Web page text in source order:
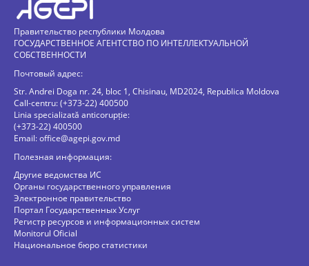
Правительство республики Молдова
ГОСУДАРСТВЕННОЕ АГЕНТСТВО ПО ИНТЕЛЛЕКТУАЛЬНОЙ
СОБСТВЕННОСТИ
Почтовый адрес:
Str. Andrei Doga nr. 24, bloc 1, Chisinau, MD2024, Republica Moldova
Call-centru: (+373-22) 400500
Linia specializată anticorupție:
(+373-22) 400500
Email:office@agepi.gov.md
Полезная информация:
Другие ведомства ИС
Органы государственного управления
Электронное правительство
Портал Государственных Услуг
Регистр ресурсов и информационных систем
Monitorul Oficial
Национальное бюро статистики